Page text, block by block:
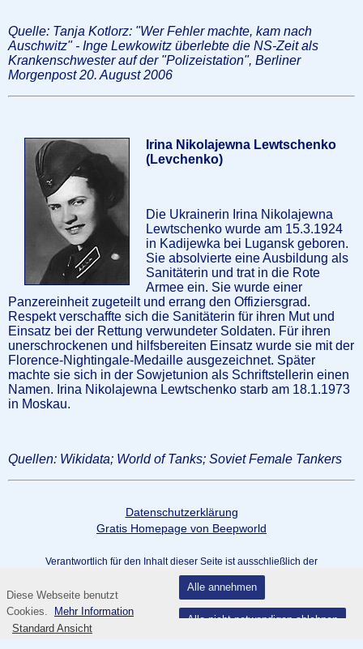
Quelle: Tanja Kotlorz: "Wer Fehler machte, kam nach
Auschwitz" - Inge Lewkowitz überlebte die NS-Zeit als
Krankenschwester auf der "Polizeistation", Berliner
Morgenpost 20. August 2006
Irina Nikolajewna Lewtschenko
(Levchenko)
Die Ukrainerin Irina Nikolajewna
Lewtschenko wurde am 15.3.1924
in Kadijewka bei Lugansk geboren.
Sie absolvierte eine Ausbildung als
Sanitäterin und trat in die Rote
Armee ein. Sie wurde einer
Panzereinheit zugeteilt und errang den Offiziersgrad.
Respekt verschaffte sich die Sanitäterin für ihren Mut und
Einsatz bei der Rettung verwundeter Soldaten. Für ihren
unerschrockenen und hilfsbereiten Einsatz wurde sie mit der
Florence-Nightingale-Medaille ausgezeichnet. Später
machte sie sich in der Sowjetunion als Schriftstellerin einen
Namen. Irina Nikolajewna Lewtschenko starb am 18.1.1973
in Moskau.
Quellen: Wikidata; World of Tanks; Soviet Female Tankers
Datenschutzerklärung
Gratis Homepage von Beepworld
Verantwortlich für den Inhalt dieser Seite ist ausschließlich der
Autor dieser Homepage, kontaktierbar überdieses Formular!
Fußzeile
Standard Ansicht
Diese Webseite benutzt
Cookies.
Mehr Information
Alle annehmen
Alle nicht notwendigen ablehnen